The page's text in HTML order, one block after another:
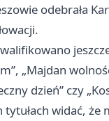
odebrała
„Majdan
dzień” czy
tytułach widać, że